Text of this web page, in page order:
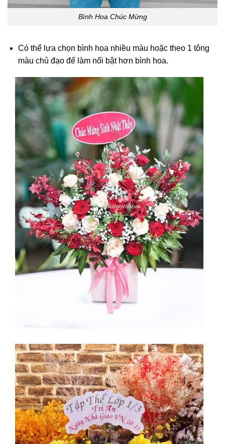
Bình Hoa Chúc Mừng
Có thể lựa chọn bình hoa nhiều màu hoặc theo 1 tông
màu chủ đạo để làm nổi bật hơn bình hoa.